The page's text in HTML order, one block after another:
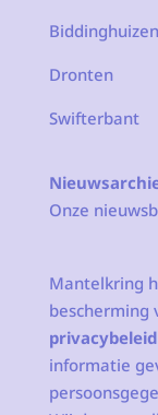
Biddinghuizen
Dronten
Swifterbant
Onze
Mantelkring
bescherming
privacybeleid
informatie